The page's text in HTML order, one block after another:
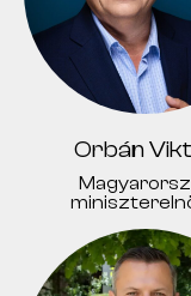
Orbán